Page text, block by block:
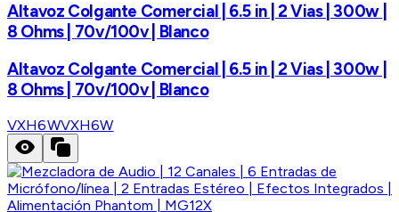
Altavoz Colgante Comercial | 6.5 in | 2 Vias | 300w |
8 Ohms | 70v/100v | Blanco
Altavoz Colgante Comercial | 6.5 in | 2 Vias | 300w |
8 Ohms | 70v/100v | Blanco
VXH6WVXH6W